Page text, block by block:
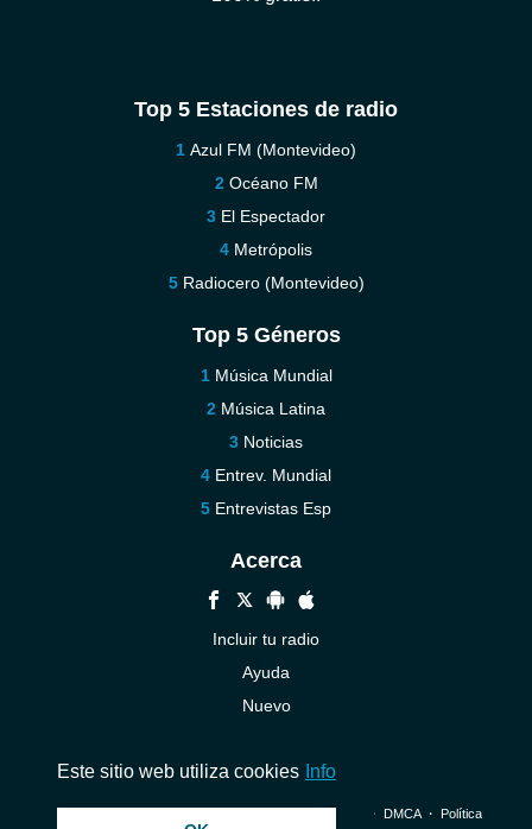
Top 5 Estaciones de radio
Azul FM (Montevideo)
Océano FM
El Espectador
Metrópolis
Radiocero (Montevideo)
Top 5 Géneros
Música Mundial
Música Latina
Noticias
Entrev. Mundial
Entrevistas Esp
Acerca
Incluir tu radio
Ayuda
Nuevo
© 2026 InstantAudio. Reservados todos los derechos. ・ DMCA・ Política
Este sitio web utiliza cookies Info